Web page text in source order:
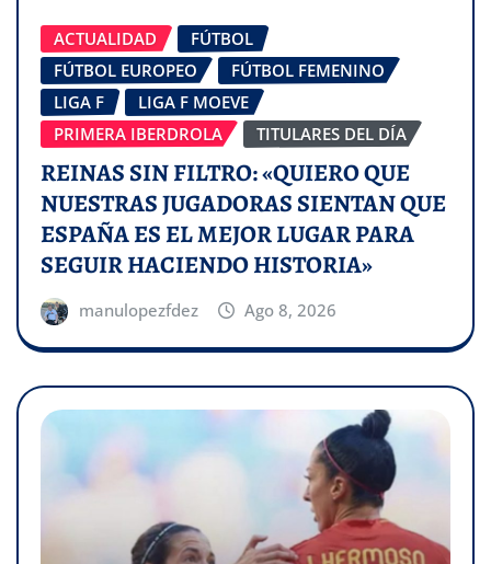
ACTUALIDAD
FÚTBOL
FÚTBOL EUROPEO
FÚTBOL FEMENINO
LIGA F
LIGA F MOEVE
PRIMERA IBERDROLA
TITULARES DEL DÍA
REINAS SIN FILTRO: «QUIERO QUE
NUESTRAS JUGADORAS SIENTAN QUE
ESPAÑA ES EL MEJOR LUGAR PARA
SEGUIR HACIENDO HISTORIA»
manulopezfdez Ago 8, 2026